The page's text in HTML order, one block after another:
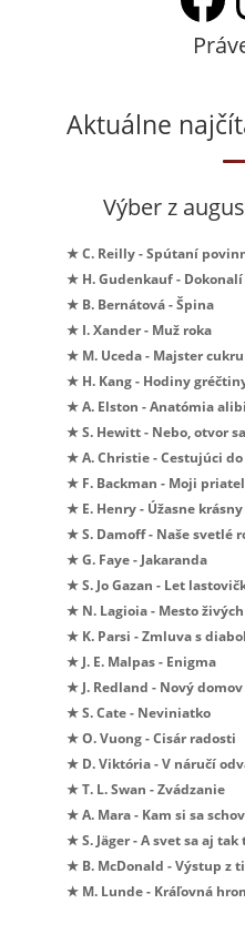
Aktuálne
Výber z
★ C. Reilly - Spútaní
★ H. Gudenkauf -
★ B. Bernátová - Špina
★ I. Xander - Muž roka
★ M. Uceda - Majster cukru
★ H. Kang - Hodiny
★ A. Elston - Anatómia alibi
★ S. Hewitt - Nebo, otvor sa
★ A. Christie - Cestujúci
★ F. Backman - Moji
★ E. Henry - Úžasne
★ S. Damoff - Naše svetlé
★ G. Faye - Jakaranda
★ S. Jo Gazan - Let
★ N. Lagioia - Mesto živých
★ K. Parsi - Zmluva s
★ J. E. Malpas - Enigma
★ J. Redland - Nový
★ S. Cate - Neviniatko
★ O. Vuong - Cisár radosti
★ D. Viktória - V náručí
★ T. L. Swan - Zvádzanie
★ A. Mara - Kam si sa
★ S. Jäger - A svet sa aj
★ B. McDonald - Výstup z
★ M. Lunde - Kráľovná